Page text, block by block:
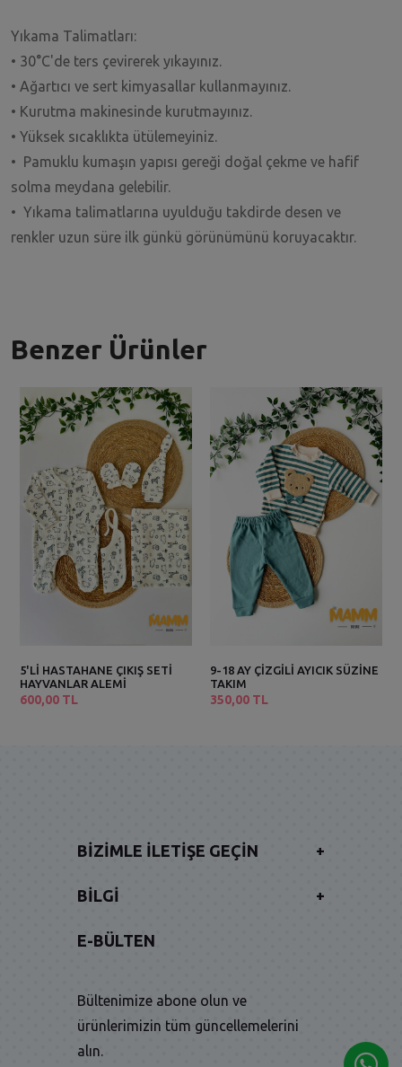
Yıkama Talimatları:
• 30°C'de ters çevirerek yıkayınız.
• Ağartıcı ve sert kimyasallar kullanmayınız.
• Kurutma makinesinde kurutmayınız.
• Yüksek sıcaklıkta ütülemeyiniz.
• Pamuklu kumaşın yapısı gereği doğal çekme ve hafif
solma meydana gelebilir.
• Yıkama talimatlarına uyulduğu takdirde desen ve
renkler uzun süre ilk günkü görünümünü koruyacaktır.
Benzer Ürünler
5'Lİ HASTAHANE ÇIKIŞ SETİ
HAYVANLAR ALEMİ
600,00 TL
9-18 AY ÇİZGİLİ AYICIK SÜZİNE
TAKIM
350,00 TL
BIZIMLE İLETIŞE GEÇIN +
BILGI +
E-BÜLTEN
Bültenimize abone olun ve
ürünlerimizin tüm güncellemelerini
alın.